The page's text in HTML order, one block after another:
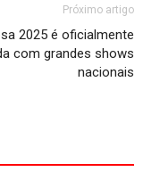
Próximo artigo
2025 é oficialmente
com grandes shows
nacionais